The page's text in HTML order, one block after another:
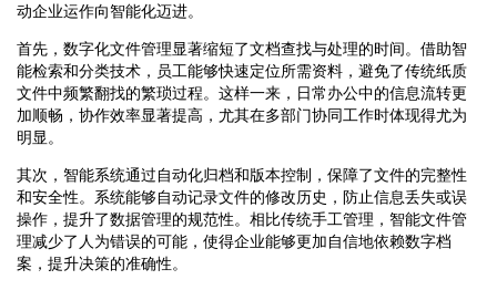
动企业运作向智能化迈进。
首先，数字化文件管理显著缩短了文档查找与处理的时间。借助智
能检索和分类技术，员工能够快速定位所需资料，避免了传统纸质
文件中频繁翻找的繁琐过程。这样一来，日常办公中的信息流转更
加顺畅，协作效率显著提高，尤其在多部门协同工作时体现得尤为
明显。
其次，智能系统通过自动化归档和版本控制，保障了文件的完整性
和安全性。系统能够自动记录文件的修改历史，防止信息丢失或误
操作，提升了数据管理的规范性。相比传统手工管理，智能文件管
理减少了人为错误的可能，使得企业能够更加自信地依赖数字档
案，提升决策的准确性。